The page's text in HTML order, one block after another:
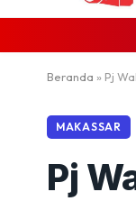
Beranda » Pj
MAKASSAR
Pj